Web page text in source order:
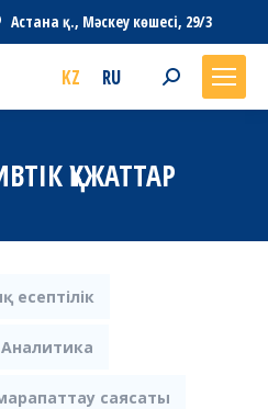
Астана қ., Мәскеу көшесі, 29/3
KZ RU Search:
ҚҰЖАТТАР
есептілік
Аналитика
саясаты